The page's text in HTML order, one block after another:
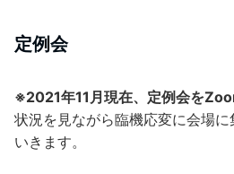
定例会
※2021年11月現在、定例会を
状況を見ながら臨機応変に会場
いきます。